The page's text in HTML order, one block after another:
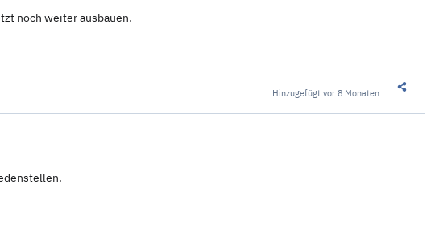
noch weiter ausbauen.
Hinzugefügtvor 8 Monaten